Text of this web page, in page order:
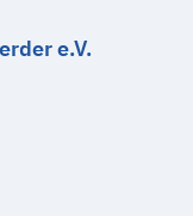
e.V.